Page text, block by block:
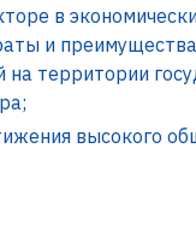
в
и
территории
высокого